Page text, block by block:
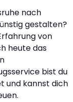
nach
gestalten?
von
heute das
bist du
und kannst dich